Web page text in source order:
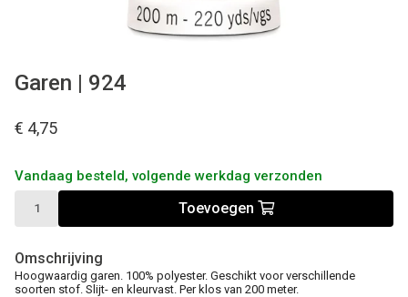
Garen | 924
€ 4,75
Vandaag besteld, volgende werkdag verzonden
Toevoegen
Omschrijving
Hoogwaardig garen. 100% polyester. Geschikt voor verschillende
soorten stof. Slijt- en kleurvast. Per klos van 200 meter.